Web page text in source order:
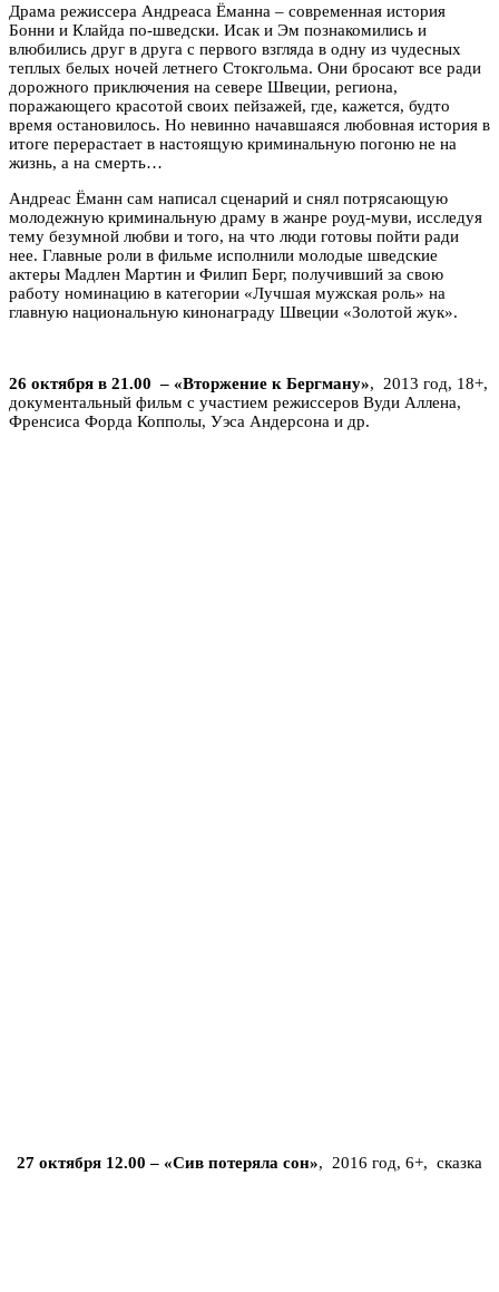
Драма режиссера Андреаса Ёманна – современная история
Бонни и Клайда по-шведски. Исак и Эм познакомились и
влюбились друг в друга с первого взгляда в одну из чудесных
теплых белых ночей летнего Стокгольма. Они бросают все ради
дорожного приключения на севере Швеции, региона,
поражающего красотой своих пейзажей, где, кажется, будто
время остановилось. Но невинно начавшаяся любовная история в
итоге перерастает в настоящую криминальную погоню не на
жизнь, а на смерть…
Андреас Ёманн сам написал сценарий и снял потрясающую
молодежную криминальную драму в жанре роуд-муви, исследуя
тему безумной любви и того, на что люди готовы пойти ради
нее. Главные роли в фильме исполнили молодые шведские
актеры Мадлен Мартин и Филип Берг, получивший за свою
работу номинацию в категории «Лучшая мужская роль» на
главную национальную кинонаграду Швеции «Золотой жук».
26 октября в 21.00 – «Вторжение к Бергману», 2013 год, 18+,
документальный фильм с участием режиссеров Вуди Аллена,
Френсиса Форда Копполы, Уэса Андерсона и др.
27 октября 12.00 – «Сив потеряла сон», 2016 год, 6+, сказка